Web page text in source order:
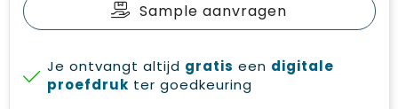
Sample aanvragen
Je ontvangt altijd gratis een digitale
proefdruk ter goedkeuring